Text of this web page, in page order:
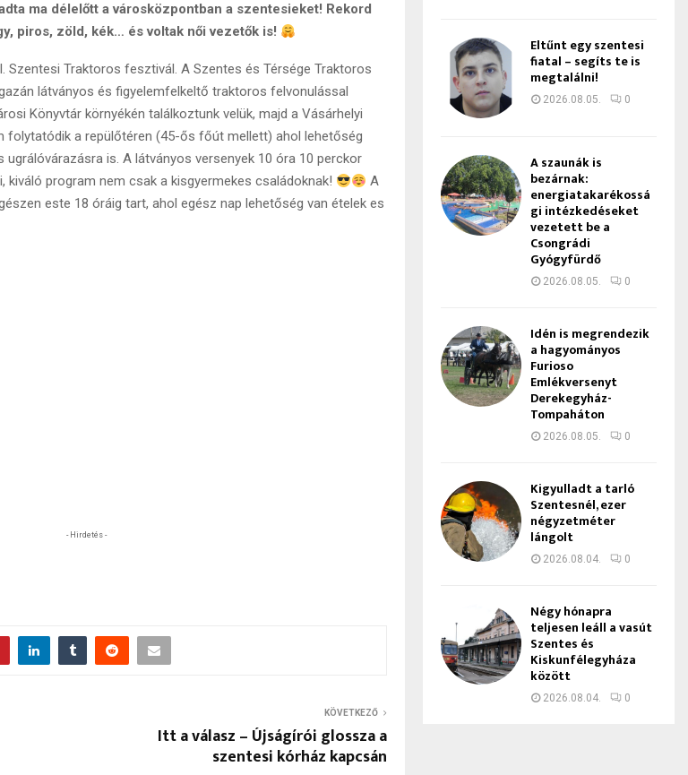
ma délelőtt a városközpontban a szentesieket! Rekord
piros, zöld, kék… és voltak női vezetők is!
Szentesi Traktoros fesztivál. A Szentes és Térsége Traktoros
látványos és figyelemfelkeltő traktoros felvonulással
Könyvtár környékén találkoztunk velük, majd a Vásárhelyi
folytatódik a repülőtéren (45-ős főút mellett) ahol lehetőség
is. A látványos versenyek 10 óra 10 perckor
kiváló program nem csak a kisgyermekes családoknak!
A
este 18 óráig tart, ahol egész nap lehetőség van ételek es
- Hirdetés -
KÖVETKEZŐ
Itt a válasz – Újságírói glossza a
szentesi kórház kapcsán
Eltűnt egy szentesi
fiatal – segíts te is
megtalálni!
2026.08.05. 0
A szaunák is
bezárnak:
energiatakarékossá
gi intézkedéseket
vezetett be a
Csongrádi
Gyógyfürdő
2026.08.05. 0
Idén is megrendezik
a hagyományos
Furioso
Emlékversenyt
Derekegyház-
Tompaháton
2026.08.05. 0
Kigyulladt a tarló
Szentesnél, ezer
négyzetméter
lángolt
2026.08.04. 0
Négy hónapra
teljesen leáll a vasút
Szentes és
Kiskunfélegyháza
között
2026.08.04. 0